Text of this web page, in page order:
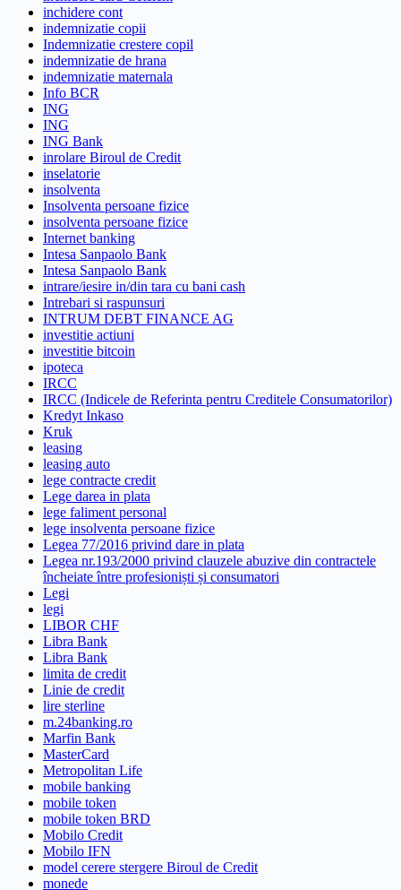
inchidere cont
indemnizatie copii
Indemnizatie crestere copil
indemnizatie de hrana
indemnizatie maternala
Info BCR
ING
ING
ING Bank
inrolare Biroul de Credit
inselatorie
insolventa
Insolventa persoane fizice
insolventa persoane fizice
Internet banking
Intesa Sanpaolo Bank
Intesa Sanpaolo Bank
intrare/iesire in/din tara cu bani cash
Intrebari si raspunsuri
INTRUM DEBT FINANCE AG
investitie actiuni
investitie bitcoin
ipoteca
IRCC
IRCC (Indicele de Referinta pentru Creditele Consumatorilor)
Kredyt Inkaso
Kruk
leasing
leasing auto
lege contracte credit
Lege darea in plata
lege faliment personal
lege insolventa persoane fizice
Legea 77/2016 privind dare in plata
Legea nr.193/2000 privind clauzele abuzive din contractele
încheiate între profesioniști și consumatori
Legi
legi
LIBOR CHF
Libra Bank
Libra Bank
limita de credit
Linie de credit
lire sterline
m.24banking.ro
Marfin Bank
MasterCard
Metropolitan Life
mobile banking
mobile token
mobile token BRD
Mobilo Credit
Mobilo IFN
model cerere stergere Biroul de Credit
monede